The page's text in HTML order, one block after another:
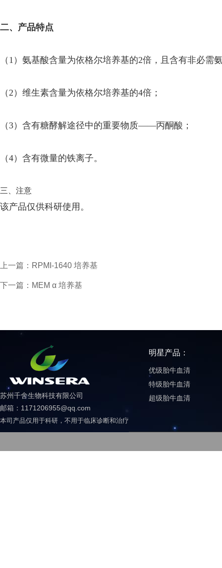
二、产品特点
（1）氨基酸含量为依格尔培养基的2倍，且含有非必需
（2）维生素含量为依格尔培养基的4倍；
（3）含有糖酵解途径中的重要物质——丙酮酸；
（4）含有微量的铁离子。
三、注意
该产品仅供科研使用。
上一篇：RPMI-1640 培养基
下一篇：MEM α 培养基
苏州千舍生物科技有限公司
邮箱：1171206955@qq.com
本司产品仅用于科研，不用于临床诊断和治疗
明星产品：
优级胎牛血清
特级胎牛血清
超级胎牛血清